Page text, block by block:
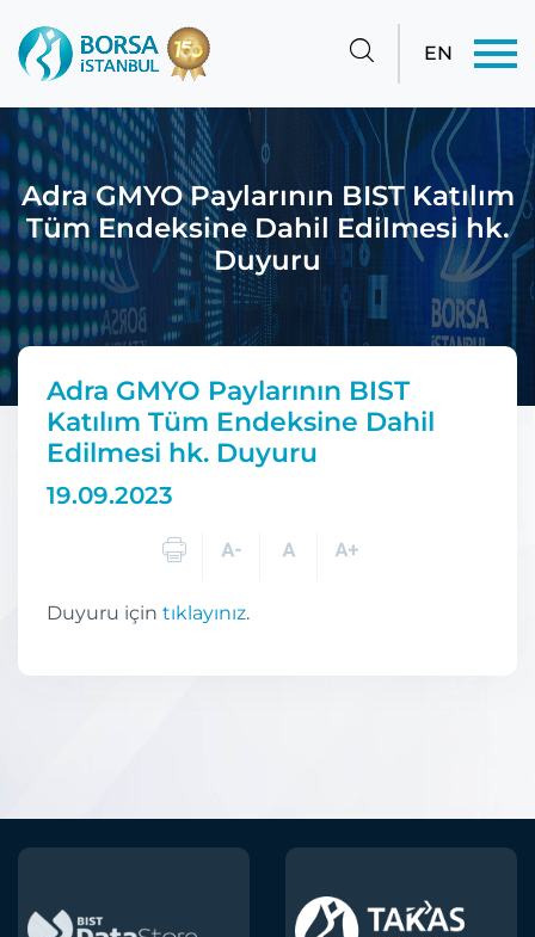
EN
Adra GMYO Paylarının BIST Katılım
Tüm Endeksine Dahil Edilmesi hk.
Duyuru
Adra GMYO Paylarının BIST
Katılım Tüm Endeksine Dahil
Edilmesi hk. Duyuru
19.09.2023
Duyuru için tıklayınız.